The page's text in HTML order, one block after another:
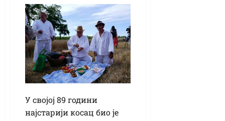
У својој 89 години
најстарији косац био је